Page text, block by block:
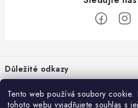
Tento web používá soubory cookie.
tohoto webu vyjadřujete souhlas s
p
a
Důležité odkazy
Možná by tě zajímalo